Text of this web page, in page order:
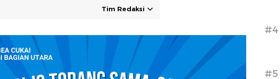
Tim Redaksi
#4
#5